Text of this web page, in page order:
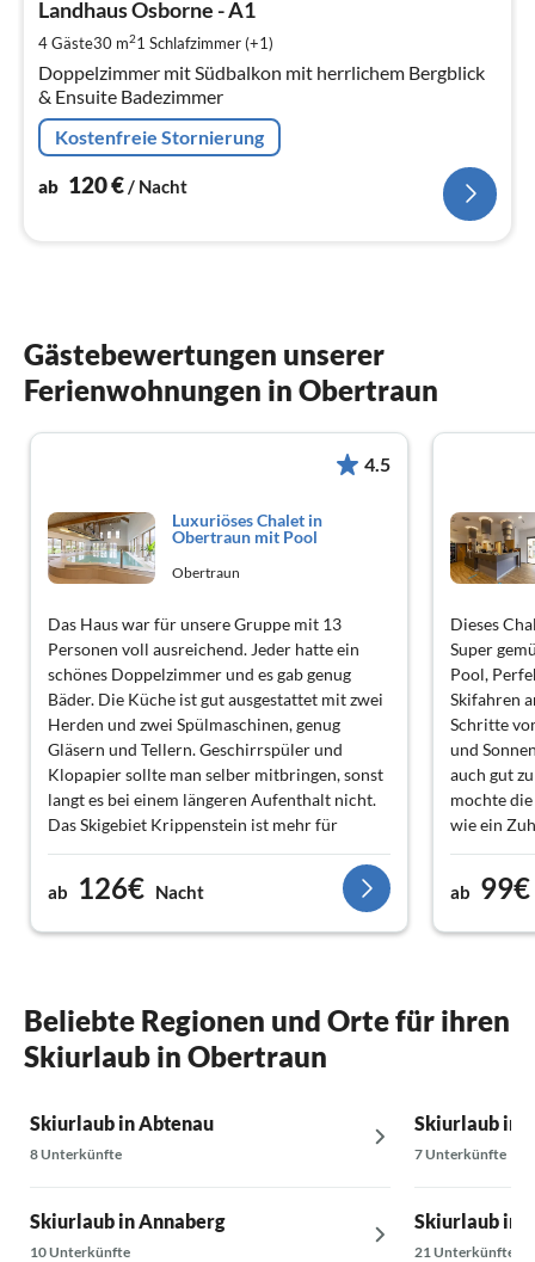
Landhaus Osborne - A1
4 Gäste30 m21 Schlafzimmer (+1)
Doppelzimmer mit Südbalkon mit herrlichem Bergblick
& Ensuite Badezimmer
Kostenfreie Stornierung
ab 120€/ Nacht
Gästebewertungen unserer
Ferienwohnungen in Obertraun
4.5
Luxuriöses Chalet in
Obertraun mit Pool
Obertraun
Das Haus war für unsere Gruppe mit 13
Personen voll ausreichend. Jeder hatte ein
schönes Doppelzimmer und es gab genug
Bäder. Die Küche ist gut ausgestattet mit zwei
Herden und zwei Spülmaschinen, genug
Gläsern und Tellern. Geschirrspüler und
Klopapier sollte man selber mitbringen, sonst
langt es bei einem längeren Aufenthalt nicht.
Das Skigebiet Krippenstein ist mehr für
Tourengeher. Man hat nicht so viele Lifte und
Pisten. In Gosau ist ein gut überschaubares
Skigebiet. Das Resort liegt direkt am See und
ab 126€ Nacht
Dieses
Super
Pool,
Skifahren
Schritte
und
auch gut
mochte
wie ein
ab 99€
Beliebte Regionen und Orte für ihren
Skiurlaub in Obertraun
Skiurlaub in Abtenau
8 Unterkünfte
Skiurlaub in Annaberg
10 Unterkünfte
Skiurlaub in
7 Unterkünfte
Skiurlaub in
21 Unterkünfte